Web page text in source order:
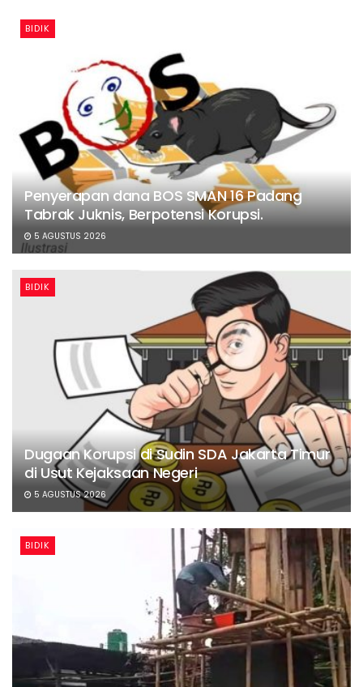
BIDIK
Penyerapan dana BOS SMAN 16 Padang
Tabrak Juknis, Berpotensi Korupsi.
5 AGUSTUS 2026
BIDIK
Dugaan Korupsi di Sudin SDA Jakarta Timur
di Usut Kejaksaan Negeri
5 AGUSTUS 2026
BIDIK